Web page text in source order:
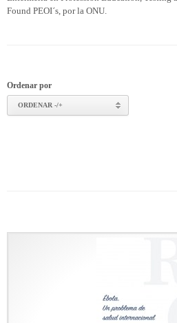
Found PEOI´s, por la ONU.
Ordenar por
ORDENAR -/+